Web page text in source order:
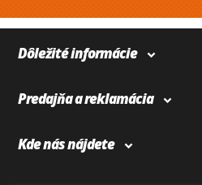
Dôležité informácie
Predajňa a reklamácia
Kde nás nájdete